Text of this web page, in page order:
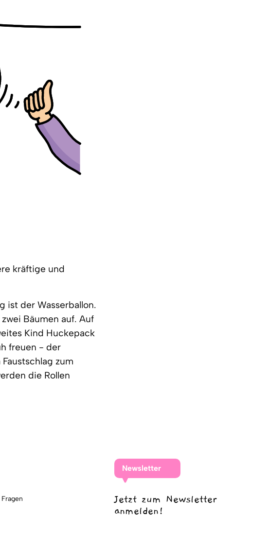
kräftige und
ist der Wasserballon.
Bäumen auf. Auf
Kind Huckepack
freuen - der
zum
die Rollen
Newsletter
Jetzt zum Newsletter
anmelden!